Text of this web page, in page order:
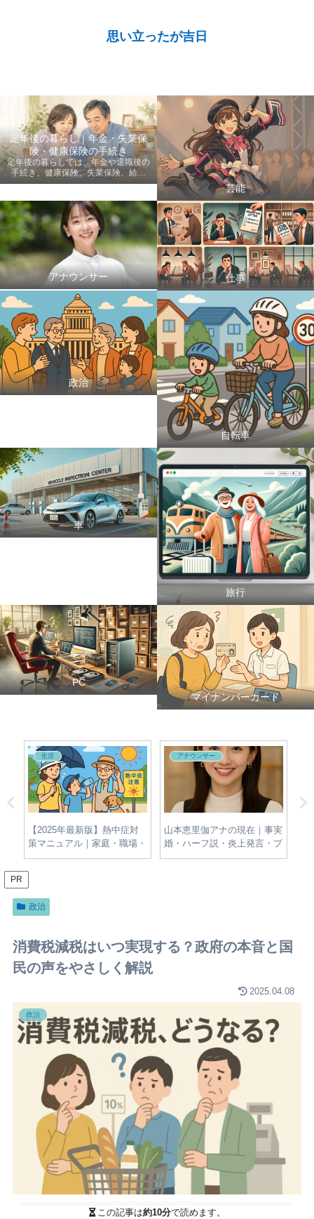
思い立ったが吉日
定年後の暮らし｜年金・失業保
険・健康保険の手続き
定年後の暮らしでは、年金や退職後の
手続き、健康保険、失業保険、給付
金、医療費など、老後に知っておきた
します。
芸能
アナウンサー 仕事
政治
自転車
車
旅行
PC
マイナンバーカード
生活
【2025年最新版】熱中症対
策マニュアル｜家庭・職場・
屋外でできる簡単＆効果的な
予防法とは？
アナウンサー
山本恵里伽アナの現在｜事実
婚・ハーフ説・炎上発言・プ
ロフィールをわかりやすく整
PR
政治
消費税減税はいつ実現する？政府の本音と国
民の声をやさしく解説
2025.04.08
政治
この記事は約10分で読めます。